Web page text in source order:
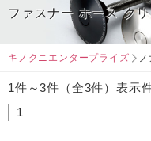
ファスナー ホース ク
キノクニエンタープライズ フ
1件～3件（全3件）表示
1